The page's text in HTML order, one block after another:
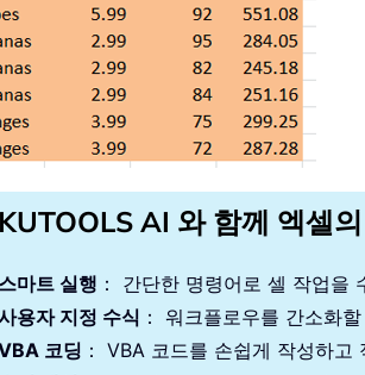
KUTOOLS AI 와 함께 엑셀
스마트 실행 ： 간단한 명령어로 셀 작업을
용자 지정 수식 ： 워크플로우를 간소화
코딩 ： VBA 코드를 손쉽게 작성하고